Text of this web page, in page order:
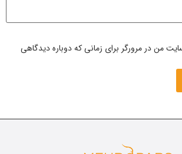
من در مرورگر برای زمانی که دوباره دیدگاهی